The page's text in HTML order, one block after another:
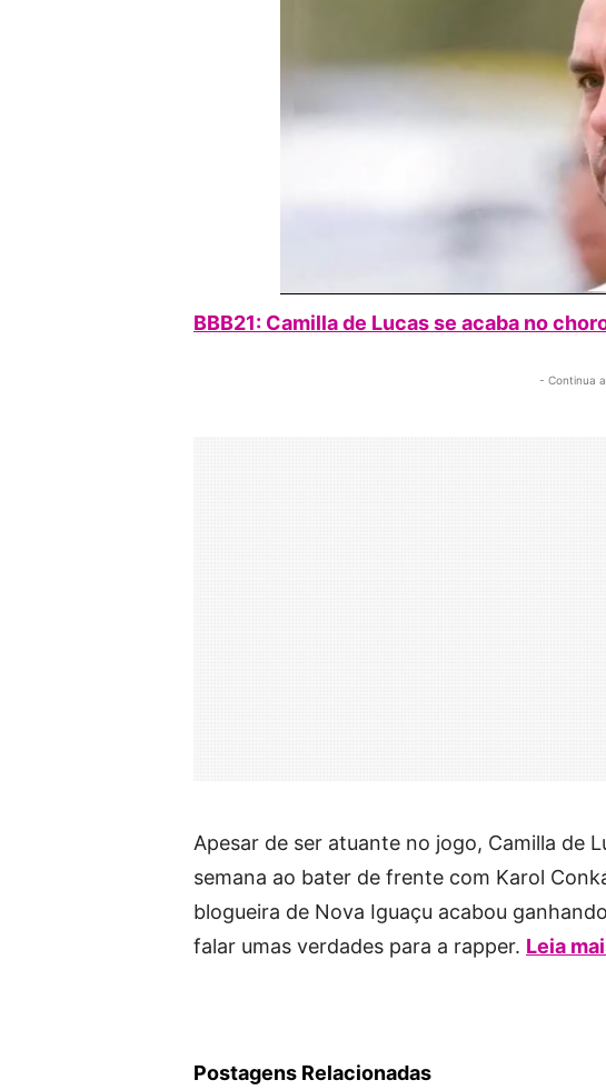
BBB21: Camilla de Lucas se acaba no
- Continua
Apesar de ser atuante no jogo, Camilla de
semana ao bater de frente com Karol
blogueira de Nova Iguaçu acabou
falar umas verdades para a rapper. Leia
Postagens Relacionadas